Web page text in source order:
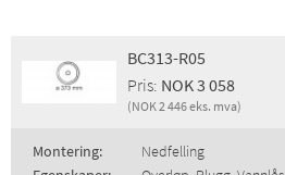
BC313-R05
Pris: NOK 3 058
(NOK 2 446 eks. mva)
Montering:
Nedfelling